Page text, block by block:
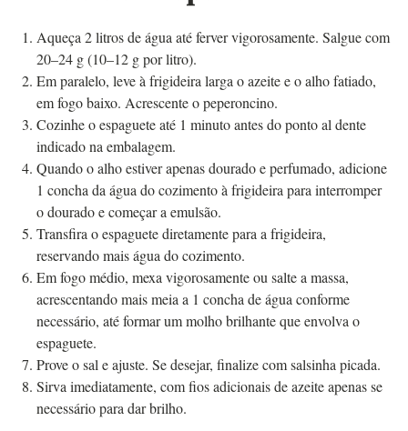
Aqueça 2 litros de água até ferver vigorosamente. Salgue com
20–24 g (10–12 g por litro).
Em paralelo, leve à frigideira larga o azeite e o alho fatiado,
em fogo baixo. Acrescente o peperoncino.
Cozinhe o espaguete até 1 minuto antes do ponto al dente
indicado na embalagem.
Quando o alho estiver apenas dourado e perfumado, adicione
1 concha da água do cozimento à frigideira para interromper
o dourado e começar a emulsão.
Transfira o espaguete diretamente para a frigideira,
reservando mais água do cozimento.
Em fogo médio, mexa vigorosamente ou salte a massa,
acrescentando mais meia a 1 concha de água conforme
necessário, até formar um molho brilhante que envolva o
espaguete.
Prove o sal e ajuste. Se desejar, finalize com salsinha picada.
Sirva imediatamente, com fios adicionais de azeite apenas se
necessário para dar brilho.